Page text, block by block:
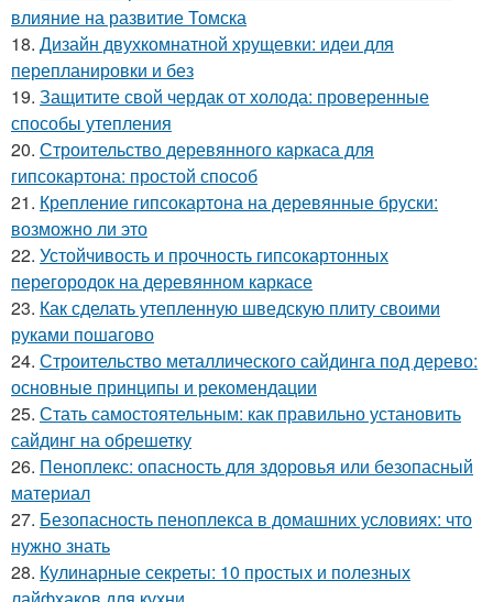
влияние на развитие Томска
18. Дизайн двухкомнатной хрущевки: идеи для
перепланировки и без
19. Защитите свой чердак от холода: проверенные
способы утепления
20. Строительство деревянного каркаса для
гипсокартона: простой способ
21. Крепление гипсокартона на деревянные бруски:
возможно ли это
22. Устойчивость и прочность гипсокартонных
перегородок на деревянном каркасе
23. Как сделать утепленную шведскую плиту своими
руками пошагово
24. Строительство металлического сайдинга под дерево:
основные принципы и рекомендации
25. Стать самостоятельным: как правильно установить
сайдинг на обрешетку
26. Пеноплекс: опасность для здоровья или безопасный
материал
27. Безопасность пеноплекса в домашних условиях: что
нужно знать
28. Кулинарные секреты: 10 простых и полезных